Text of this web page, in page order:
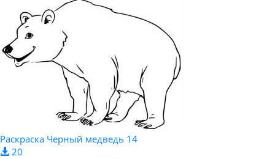
Раскраска Черный медведь 14
20